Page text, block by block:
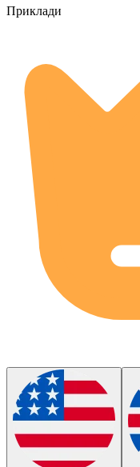
Приклади